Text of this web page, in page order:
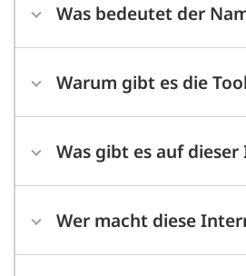
Was bedeutet der
Warum gibt es die
Was gibt es auf
Wer macht diese